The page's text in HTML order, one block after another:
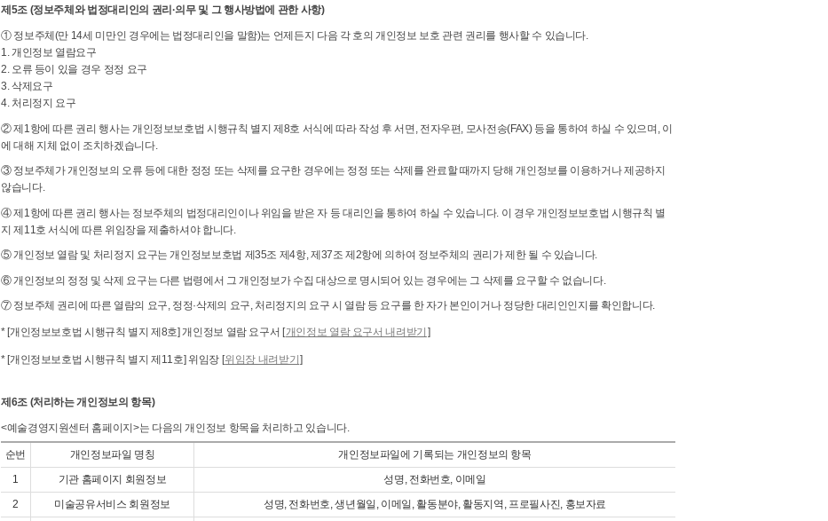
제5조 (정보주체와 법정대리인의 권리·의무 및 그 행사방법에 관한 사항)
① 정보주체(만 14세 미만인 경우에는 법정대리인을 말함)는 언제든지 다음 각 호의 개인정보 보호 관련 권리를 행사할 수 있습니다.
1. 개인정보 열람요구
2. 오류 등이 있을 경우 정정 요구
3. 삭제요구
4. 처리정지 요구
② 제1항에 따른 권리 행사는 개인정보보호법 시행규칙 별지 제8호 서식에 따라 작성 후 서면, 전자우편, 모사전송(FAX) 등을 통하여 하실 수 있으며, 이
에 대해 지체 없이 조치하겠습니다.
③ 정보주체가 개인정보의 오류 등에 대한 정정 또는 삭제를 요구한 경우에는 정정 또는 삭제를 완료할 때까지 당해 개인정보를 이용하거나 제공하지
않습니다.
④ 제1항에 따른 권리 행사는 정보주체의 법정대리인이나 위임을 받은 자 등 대리인을 통하여 하실 수 있습니다. 이 경우 개인정보보호법 시행규칙 별
지 제11호 서식에 따른 위임장을 제출하셔야 합니다.
⑤ 개인정보 열람 및 처리정지 요구는 개인정보보호법 제35조 제4항, 제37조 제2항에 의하여 정보주체의 권리가 제한 될 수 있습니다.
⑥ 개인정보의 정정 및 삭제 요구는 다른 법령에서 그 개인정보가 수집 대상으로 명시되어 있는 경우에는 그 삭제를 요구할 수 없습니다.
⑦ 정보주체 권리에 따른 열람의 요구, 정정·삭제의 요구, 처리정지의 요구 시 열람 등 요구를 한 자가 본인이거나 정당한 대리인인지를 확인합니다.
* [개인정보보호법 시행규칙 별지 제8호] 개인정보 열람 요구서 [개인정보 열람 요구서 내려받기 ]
* [개인정보보호법 시행규칙 별지 제11호] 위임장 [위임장 내려받기]
제6조 (처리하는 개인정보의 항목)
<예술경영지원센터 홈페이지>는 다음의 개인정보 항목을 처리하고 있습니다.
순번 개인정보파일 명칭
개인정보파일에 기록되는 개인정보의 항목
1
기관 홈페이지 회원정보
성명, 전화번호, 이메일
2
미술공유서비스 회원정보
성명, 전화번호, 생년월일, 이메일, 활동분야, 활동지역, 프로필사진, 홍보자료